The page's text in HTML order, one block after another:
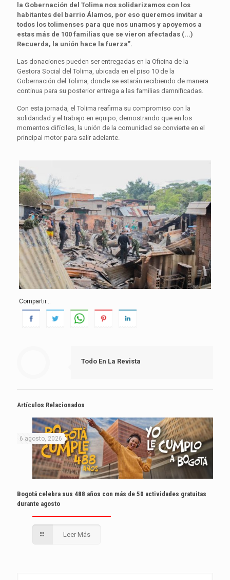
la Gobernación del Tolima nos solidarizamos con los
habitantes del barrio Álamos, por eso queremos invitar a
todos los tolimenses para que nos unamos y apoyemos a
estas más de 100 familias que se vieron afectadas (...)
Recuerda, la unión hace la fuerza”.
Las donaciones pueden ser entregadas en la Oficina de la
Gestora Social del Tolima, ubicada en el piso 10 de la
Gobernación del Tolima, donde se estarán recibiendo de manera
continua para su posterior entrega a las familias damnificadas.
Con esta jornada, el Tolima reafirma su compromiso con la
solidaridad y el trabajo en equipo, demostrando que en los
momentos difíciles, la unión de la comunidad se convierte en el
principal motor para salir adelante.
Compartir...
Todo En La Revista
Artículos Relacionados
6 agosto, 2026
Bogotá celebra sus 488 años con más de 50 actividades gratuitas
durante agosto
Leer Más